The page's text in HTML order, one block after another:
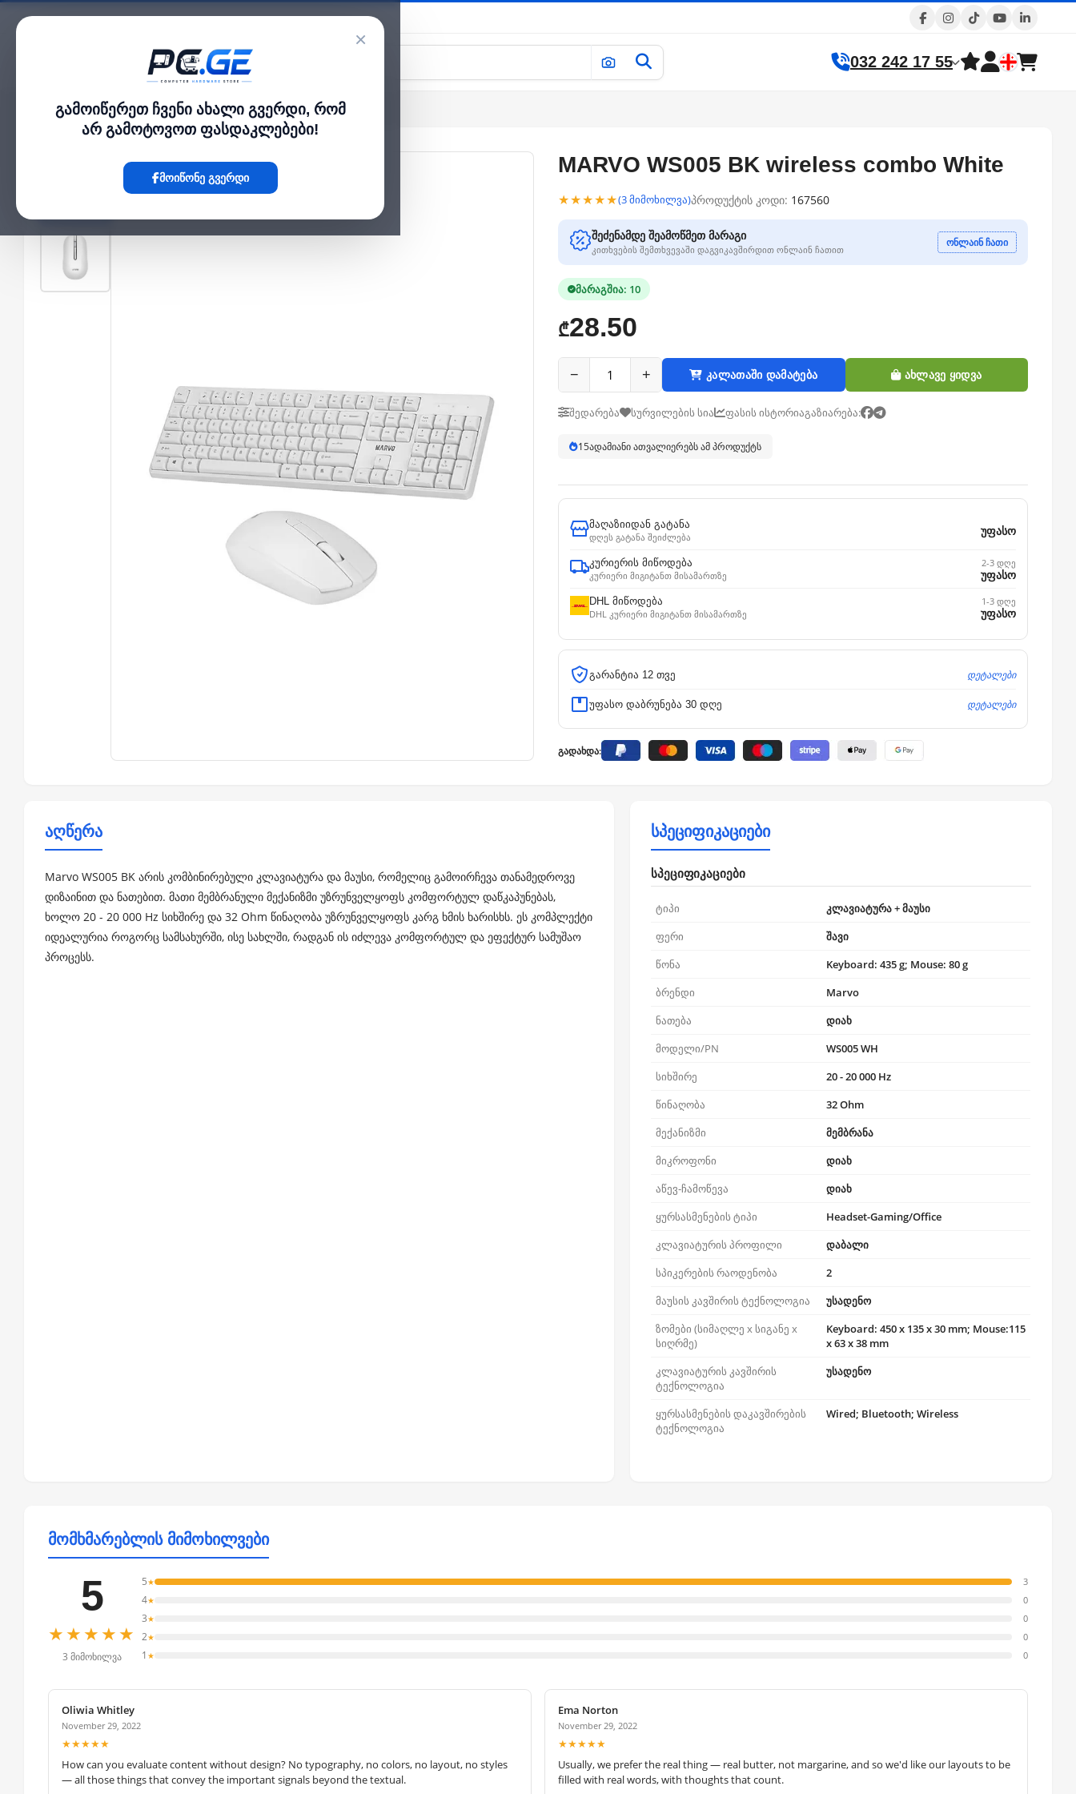
×
გამოიწერეთ ჩვენი ახალი გვერდი, რომ
არ გამოტოვოთ ფასდაკლებები!
მოიწონე გვერდი
კატალოგი 032 242 17 55
მთავარი›კლავიატურები›MARVO WS005 BK wireless combo White
MARVO WS005 BK wireless combo White
★★★★★(3 მიმოხილვა)პროდუქტის კოდი: 167560
შეძენამდე შეამოწმეთ მარაგი
კითხვების შემთხვევაში დაგვიკავშირდით ონლაინ ჩათით
ონლაინ ჩათი
მარაგშია: 10
₾28.50
− + კალათაში დამატება ახლავე ყიდვა
შედარება სურვილების სია ფასის ისტორიაგაზიარება:
15ადამიანი ათვალიერებს ამ პროდუქტს
მაღაზიიდან გატანა
დღეს გატანა შეიძლება
უფასო
კურიერის მიწოდება
კურიერი მიგიტანთ მისამართზე
2-3 დღე
უფასო
DHL მიწოდება
DHL კურიერი მიგიტანთ მისამართზე
1-3 დღე
უფასო
გარანტია 12 თვე დეტალები
უფასო დაბრუნება 30 დღე დეტალები
გადახდა:
აღწერა
Marvo WS005 BK არის კომბინირებული კლავიატურა და მაუსი, რომელიც გამოირჩევა თანამედროვე
დიზაინით და ნათებით. მათი მემბრანული მექანიზმი უზრუნველყოფს კომფორტულ დაწკაპუნებას,
ხოლო 20 - 20 000 Hz სიხშირე და 32 Ohm წინაღობა უზრუნველყოფს კარგ ხმის ხარისხს. ეს კომპლექტი
იდეალურია როგორც სამსახურში, ისე სახლში, რადგან ის იძლევა კომფორტულ და ეფექტურ სამუშაო
პროცესს.
სპეციფიკაციები
სპეციფიკაციები
ტიპი
კლავიატურა + მაუსი
ფერი
შავი
წონა
Keyboard: 435 g; Mouse: 80 g
ბრენდი
Marvo
ნათება
დიახ
მოდელი/PN
WS005 WH
სიხშირე
20 - 20 000 Hz
წინაღობა
32 Ohm
მექანიზმი
მემბრანა
მიკროფონი
დიახ
აწევ-ჩამოწევა
დიახ
ყურსასმენების ტიპი
Headset-Gaming/Office
კლავიატურის პროფილი
დაბალი
სპიკერების რაოდენობა
2
მაუსის კავშირის ტექნოლოგია
უსადენო
ზომები (სიმაღლე x სიგანე x
სიღრმე)
Keyboard: 450 x 135 x 30 mm; Mouse:115
x 63 x 38 mm
კლავიატურის კავშირის
ტექნოლოგია
უსადენო
ყურსასმენების დაკავშირების
ტექნოლოგია
Wired; Bluetooth; Wireless
მომხმარებლის მიმოხილვები
5
★★★★★
3 მიმოხილვა
5★ 3
4★ 0
3★ 0
2★ 0
1 ★ 0
Oliwia Whitley
November 29, 2022
★★★★★
How can you evaluate content without design? No typography, no colors, no layout, no styles
— all those things that convey the important signals beyond the textual.
Ema Norton
November 29, 2022
★★★★★
Usually, we prefer the real thing — real butter, not margarine, and so we'd like our layouts to be
filled with real words, with thoughts that count.